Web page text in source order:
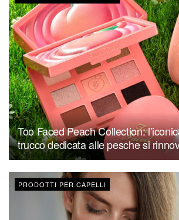
Too Faced Peach Collection:
trucco dedicata alle pesche si
PRODOTTI PER CAPELLI